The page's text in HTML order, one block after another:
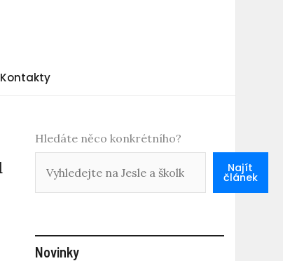
Kontakty
Hledáte něco konkrétního?
Najít
článek
Novinky